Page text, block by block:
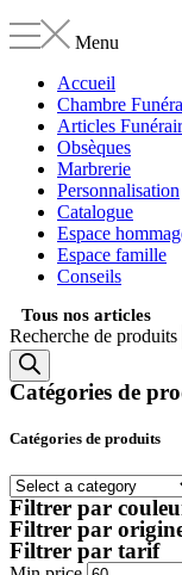
Menu
Accueil
Chambre
Articles
Obsèques
Marbrerie
Personnalisation
Catalogue
Espace
Espace famille
Conseils
Tous nos articles
Recherche de produits
Catégories de
Catégories de produits
Filtrer par
Filtrer par
Filtrer par tarif